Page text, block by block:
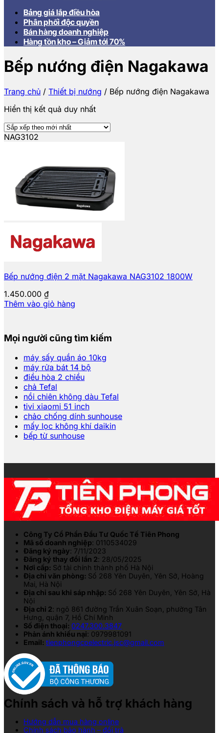
Bảng giá lắp điều hòa
Phân phối độc quyền
Bán hàng doanh nghiệp
Hàng tồn kho – Giảm tới 70%
Bếp nướng điện Nagakawa
Trang chủ / Thiết bị nướng / Bếp nướng điện Nagakawa
Hiển thị kết quả duy nhất
NAG3102
Bếp nướng điện 2 mặt Nagakawa NAG3102 1800W
1.450.000 ₫
Thêm vào giỏ hàng
Mọi người cũng tìm kiếm
máy sấy quần áo 10kg
máy rửa bát 14 bộ
điều hòa 2 chiều
chả Tefal
nồi chiên không dàu Tefal
tivi xiaomi 51 inch
chảo chống dính sunhouse
mấy lọc không khí daikin
bếp từ sunhouse
Công Ty Cổ Phần Đầu Tư Quốc Tế Tiên Phong
Mã số doanh nghiệp: 0110534029
Đăng ký ngày: 7/11/2023
Đăng ký thay đổi lần 2: 28/05/2025
Nơi cấp: Sở tài chính thành phố Hà Nội
Địa chỉ văn phòng: Số 268 Yên Duyên, Yên Sở, Hoàng
Mai, Hà Nội
Địa chỉ sau khi sáp nhập: Số 268 Yên Duyên, Yên Sở, Hà
Nội
Địa chỉ 2: ngõ 861 đường Trần Xuân Soạn, phường Tân
Hưng, quận 7, Hồ Chí Minh
Số điện thoại: 0247.300.3847
Phản ánh khiếu nại: 0979981091
Email: tienphongcpelectric.jsc@gmail.com
Chính sách và hỗ trợ khách hàng
Hướng dẫn mua hàng online
Chính sách bảo hành – đổi trả